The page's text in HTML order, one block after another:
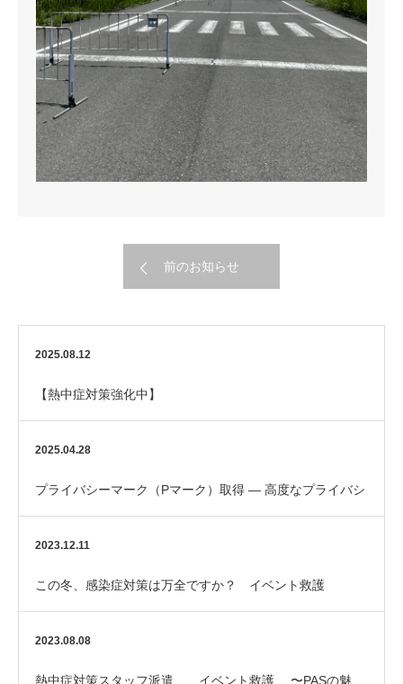
前のお知らせ
2025.08.12
【熱中症対策強化中】
2025.04.28
プライバシーマーク（Pマーク）取得 — 高度なプライバシ
ー管理が求められる現場にも対応
2023.12.11
この冬、感染症対策は万全ですか？ イベント救護
2023.08.08
熱中症対策スタッフ派遣 イベント救護 〜PASの魅